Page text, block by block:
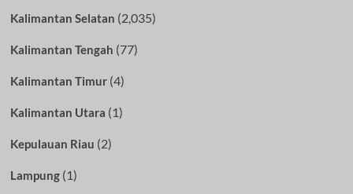
Kalimantan Selatan (2,035)
Kalimantan Tengah (77)
Kalimantan Timur(4)
Kalimantan Utara (1)
Kepulauan Riau (2)
Lampung(1)